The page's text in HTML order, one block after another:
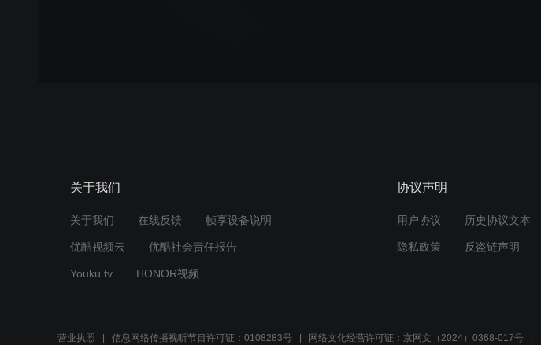
关于我们
关于我们 在线反馈 帧享设备说明
优酷视频云 优酷社会责任报告
Youku.tv HONOR视频
协议声明
用户协议 历史协议文本
隐私政策 反盗链声明
营业执照 信息网络传播视听节目许可证：0108283号 网络文化经营许可证：京网文（2024）0368-017号